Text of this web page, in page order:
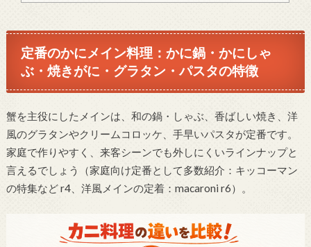
定番のかにメイン料理：かに鍋・かにしゃ
ぶ・焼きがに・グラタン・パスタの特徴
蟹を主役にしたメインは、和の鍋・しゃぶ、香ばしい焼き、洋
風のグラタンやクリームコロッケ、手早いパスタが定番です。
家庭で作りやすく、来客シーンでも外しにくいラインナップと
言えるでしょう（家庭向け定番として多数紹介：キッコーマン
の特集など r4、洋風メインの定着：macaroni r6）。